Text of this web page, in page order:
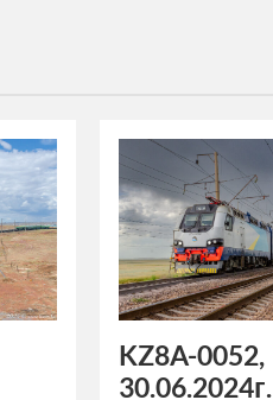
KZ8A-0052,
30.06.2024г.